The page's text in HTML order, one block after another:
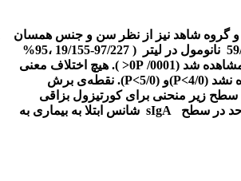
و گروه شاهد نیز از نظر سن و جنس همسان
نانومول در لیتر
( 97/227-19/155 ،95%
شد (0001/ 0
P<
). هیچ اختلاف معنی
>
P)و (5/0 >
P
). نقطه‌ی برش
سطح زیر منحنی برای کورتیزول بزاقی
در سطح sIgA شانس ابتلا به بیماری به